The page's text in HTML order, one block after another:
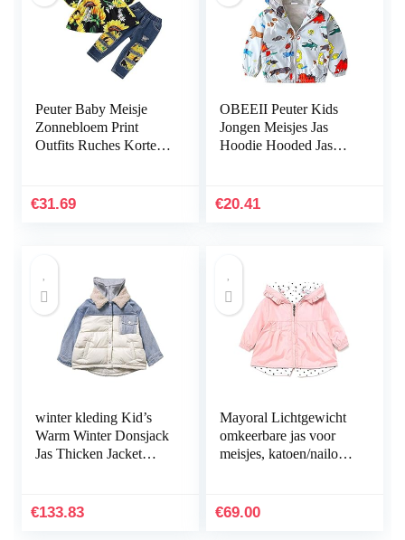
Peuter Baby Meisje
Zonnebloem Print
Outfits Ruches Korte
Hoofdband
€31.69
OBEEII Peuter Kids
Jongen Meisjes Jas
Hoodie Hooded Jas
Jas Bovenkleding Licht
€20.41
winter kleding Kid’s
Warm Winter Donsjack
Jas Thicken Jacket
Down Jacket warme
€133.83
Mayoral Lichtgewicht
omkeerbare jas voor
meisjes, katoen/nailon
€69.00